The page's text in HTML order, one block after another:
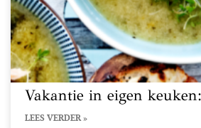
Vakantie in eigen
LEES VERDER »